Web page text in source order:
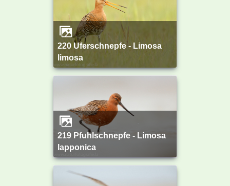
220 Uferschnepfe - Limosa
limosa
219 Pfuhlschnepfe - Limosa
lapponica